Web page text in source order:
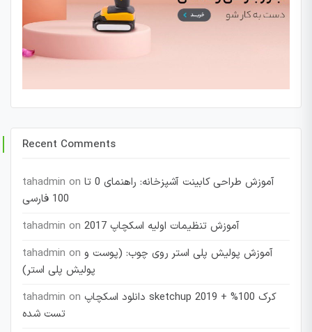
Recent Comments
tahadmin on آموزش طراحی کابینت آشپزخانه: راهنمای 0 تا
100 فارسی
tahadmin on
آموزش تنظیمات اولیه اسکچاپ 2017
tahadmin on آموزش پولیش پلی استر روی چوب: (پوست و
پولیش پلی استر)
tahadmin on دانلود اسکچاپ sketchup 2019 + کرک 100%
تست شده